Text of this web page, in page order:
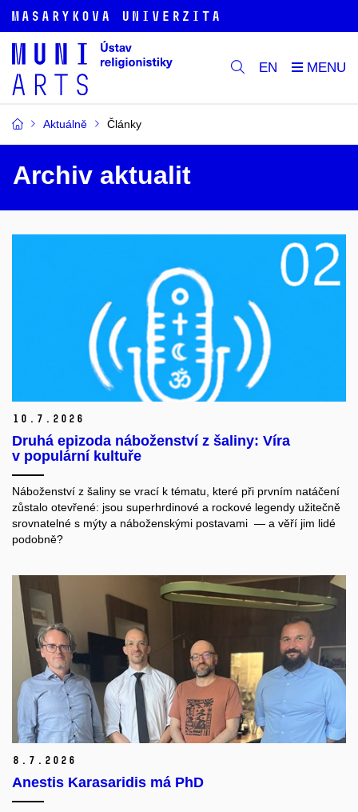
EN
Aktuálně Články
Archiv aktualit
10. 7. 2026
Druhá epizoda náboženství z šaliny: Víra
v populární kultuře
Náboženství z šaliny se vrací k tématu, které při prvním natáčení
zůstalo otevřené: jsou superhrdinové a rockové legendy užitečně
srovnatelné s mýty a náboženskými postavami — a věří jim lidé
podobně?
8. 7. 2026
Anestis Karasaridis má PhD